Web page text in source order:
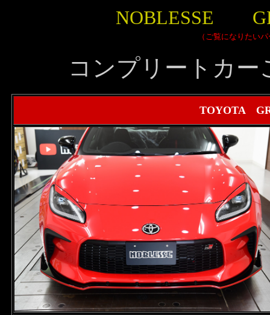
NOBLESSE
（ご覧になりたい
コンプリートカ
TOYOTA